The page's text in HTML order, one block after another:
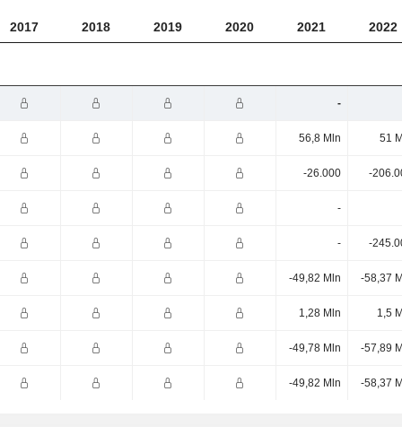
2017 2018 2019 2020 2021 2022
-
56,8 Mln 51
-26.000 -
-
- -
-49,82 Mln -58,37
1,28 Mln 1,5
-49,78 Mln -57,89
-49,82 Mln -58,37